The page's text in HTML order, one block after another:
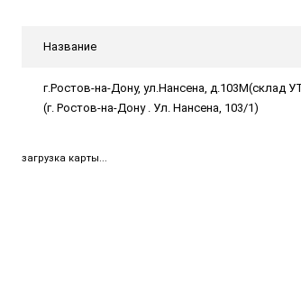
Название
г.Ростов-на-Дону, ул.Нансена, д.103М(склад
(г. Ростов-на-Дону . Ул. Нансена, 103/1)
загрузка карты...